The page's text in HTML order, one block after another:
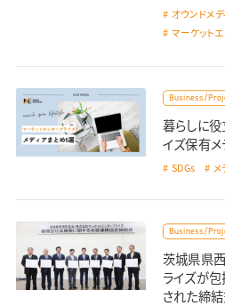
オウンドメデ
マーケット
Business/
暮らしに役
イズ保有
SDGs メ
Business/
茨城県県
ライズが
された締